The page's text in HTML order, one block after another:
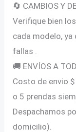
🔄 CAMBIOS Y
Verifique bien
cada modelo,
fallas .
🚚 ENVÍOS A
Costo de envio
o 5 prendas
Despachamos
domicilio).